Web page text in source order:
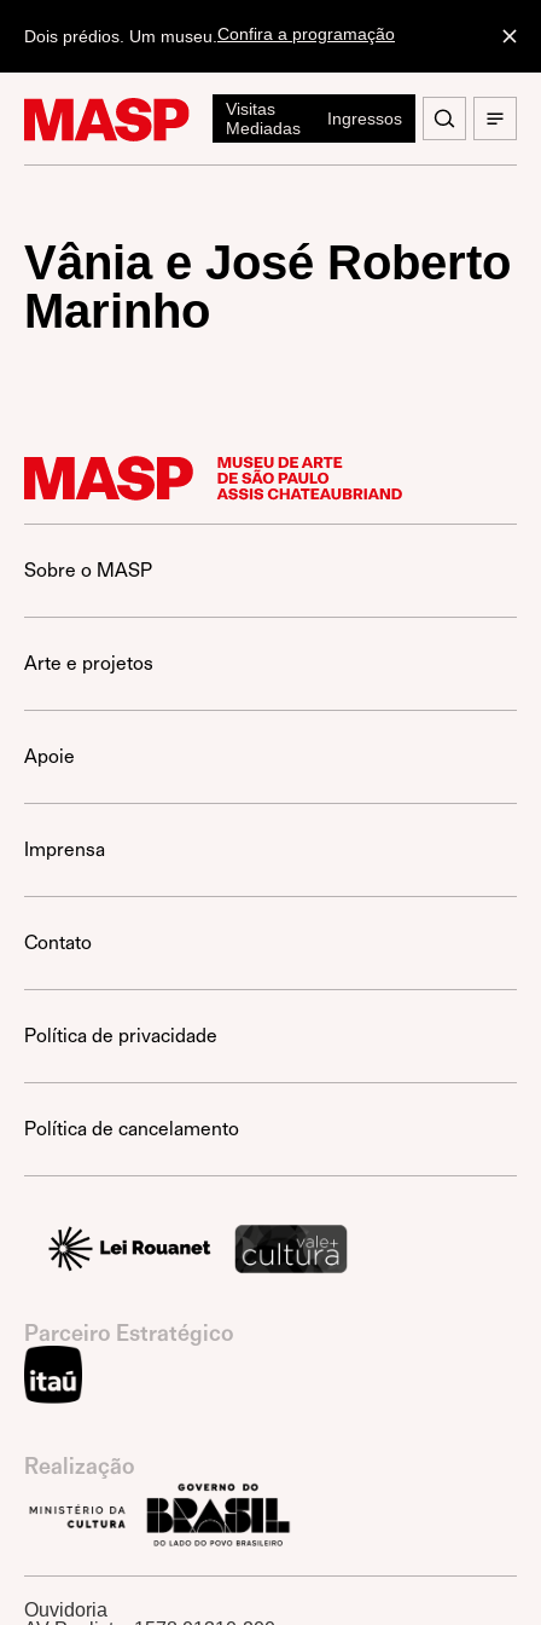
Dois prédios. Um museu. Confira a programação
Visitas
Mediadas
Ingressos
Vânia e José Roberto
Marinho
Sobre o MASP
Arte e projetos
Apoie
Imprensa
Contato
Política de privacidade
Política de cancelamento
Parceiro Estratégico
Realização
Ouvidoria